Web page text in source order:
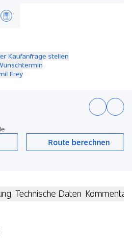
Kaufanfrage stellen
Frey
Route berechnen
Technische Daten Kommentar